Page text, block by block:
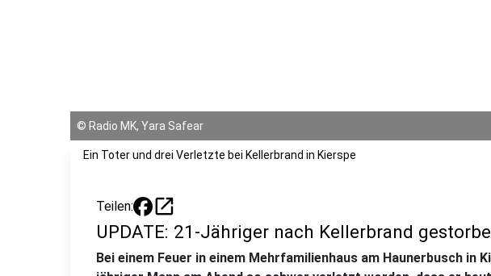
© Radio MK, Yara Safear
Ein Toter und drei Verletzte bei Kellerbrand in Kierspe
Teilen: open_in_new
UPDATE: 21-Jähriger nach Kellerbrand
Bei einem Feuer in einem Mehrfamilienhaus am Haunerbusch in